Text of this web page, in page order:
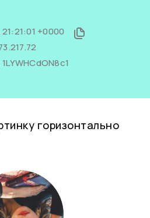
+0000
1LYWHCdON8c1
горизонтально